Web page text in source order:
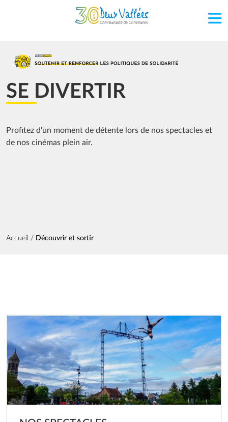
Aller au contenu principal
Image
SE DIVERTIR
Profitez d'un moment de détente lors de nos spectacles et
de nos cinémas plein air.
Fil d'Ariane
Accueil Découvrir et sortir
Image